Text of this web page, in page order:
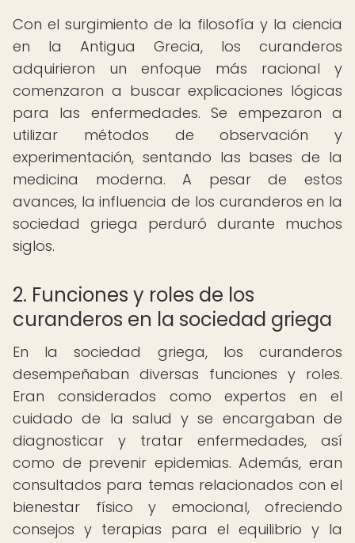
Con el surgimiento de la filosofía y la ciencia
en la Antigua Grecia, los curanderos
adquirieron un enfoque más racional y
comenzaron a buscar explicaciones lógicas
para las enfermedades. Se empezaron a
utilizar métodos de observación y
experimentación, sentando las bases de la
medicina moderna. A pesar de estos
avances, la influencia de los curanderos en la
sociedad griega perduró durante muchos
siglos.
2. Funciones y roles de los
curanderos en la sociedad griega
En la sociedad griega, los curanderos
desempeñaban diversas funciones y roles.
Eran considerados como expertos en el
cuidado de la salud y se encargaban de
diagnosticar y tratar enfermedades, así
como de prevenir epidemias. Además, eran
consultados para temas relacionados con el
bienestar físico y emocional, ofreciendo
consejos y terapias para el equilibrio y la